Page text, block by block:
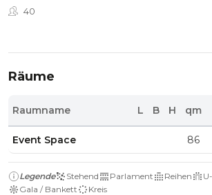
40
Räume
Raumname L B H qm
Event Space 86
Legende Stehend Parlament Reihen
Gala / Bankett
Kreis